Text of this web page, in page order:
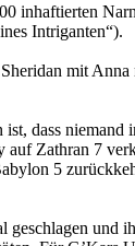
inhaftierten
Intriganten“).
mit
dass
Zathran 7
5